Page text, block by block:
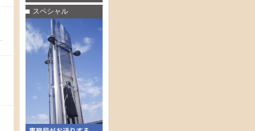
スペシャル